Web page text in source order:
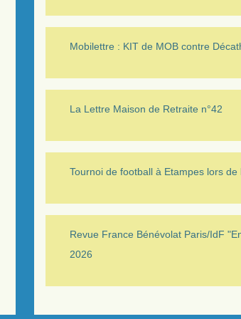
Mobilettre : KIT de MOB contre
La Lettre Maison de Retraite n°42
Tournoi de football à Etampes lors
Revue France Bénévolat Paris/IdF
2026